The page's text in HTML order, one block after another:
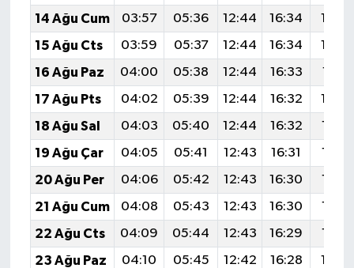
14 Ağu Cum
03:57 05:36 12:44 16:34
15 Ağu Cts
03:59 05:37 12:44 16:34
16 Ağu Paz
04:00 05:38 12:44 16:33
19:41
17 Ağu Pts
04:02 05:39 12:44 16:32
18 Ağu Sal
04:03 05:40 12:44 16:32
19:38
19 Ağu Çar
04:05 05:41 12:43 16:31
19:36
20 Ağu Per
04:06 05:42 12:43 16:30
19:35
21 Ağu Cum
04:08 05:43 12:43 16:30
19:33
22 Ağu Cts
04:09 05:44 12:43 16:29
19:32
23 Ağu Paz
04:10 05:45 12:42 16:28